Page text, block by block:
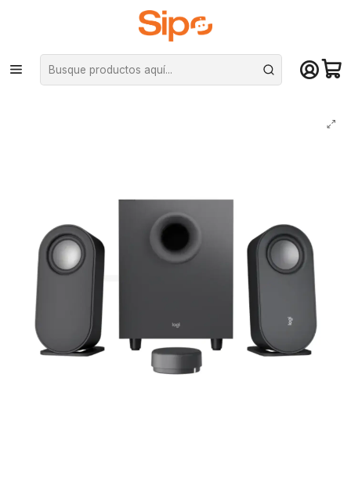
¡Compra hasta mediodía y recibe hoy! De lunes a sábado en el gran
Santiago. Envío gratis desde $29.990
Inicio Audio y música Parlantes PC y Subwoofer
Parlantes Logitech Z407 Subwoofer 80W Bluetooth, 3.5mm, m-USB